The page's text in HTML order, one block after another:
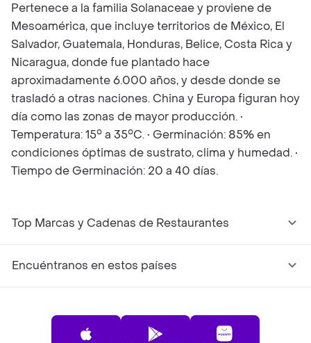
Pertenece a la familia Solanaceae y proviene de
Mesoamérica, que incluye territorios de México, El
Salvador, Guatemala, Honduras, Belice, Costa Rica y
Nicaragua, donde fue plantado hace
aproximadamente 6.000 años, y desde donde se
trasladó a otras naciones. China y Europa figuran hoy
día como las zonas de mayor producción. •
Temperatura: 15° a 35°C. • Germinación: 85% en
condiciones óptimas de sustrato, clima y humedad. •
Tiempo de Germinación: 20 a 40 días.
Top Marcas y Cadenas de Restaurantes
Encuéntranos en estos países